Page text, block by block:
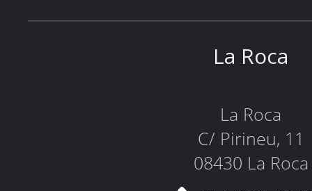
La Roca
La Roca
C/ Pirineu, 11
08430 La Roca